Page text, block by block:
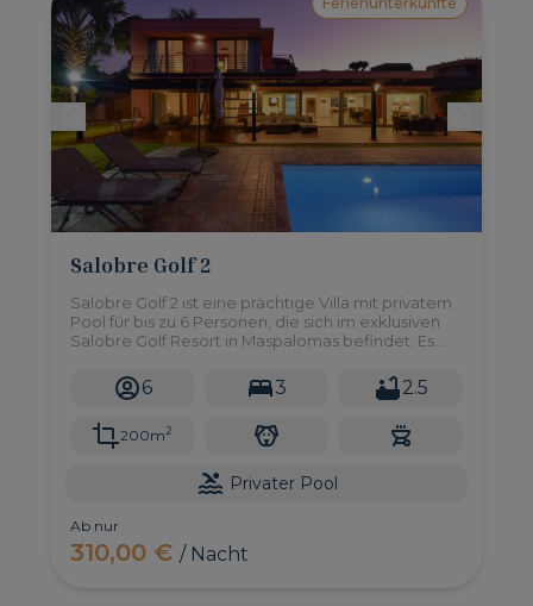
Salobre Golf 2
Salobre Golf 2 ist eine prächtige Villa mit privatem
Pool für bis zu 6 Personen, die sich im exklusiven
Salobre Golf Resort in Maspalomas befindet. Es
und alles, was Sie für ein unschlagbares
Urlaubserlebnis brauchen.
6 3 2.5
200m2
Privater Pool
Ab nur
310,00 €/ Nacht